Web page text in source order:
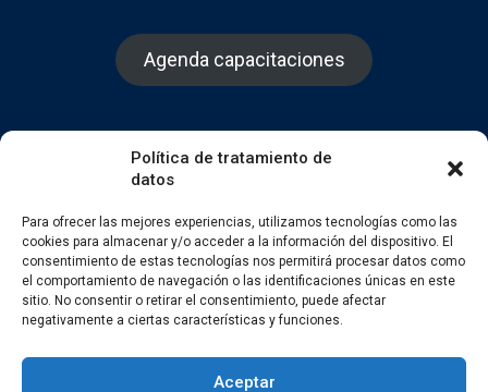
Política de tratamiento de
datos
Para ofrecer las mejores experiencias, utilizamos tecnologías como las
cookies para almacenar y/o acceder a la información del dispositivo. El
consentimiento de estas tecnologías nos permitirá procesar datos como
el comportamiento de navegación o las identificaciones únicas en este
sitio. No consentir o retirar el consentimiento, puede afectar
negativamente a ciertas características y funciones.
Aceptar
Agenda capacitaciones